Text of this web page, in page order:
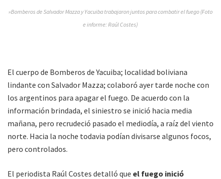
»Bomberos de Salvador Mazza y Yacuiba trabajaron juntos para combatir el fuego (Foto
e informe: Raúl Costes)
El cuerpo de Bomberos de Yacuiba; localidad boliviana
lindante con Salvador Mazza; colaboró ayer tarde noche con
los argentinos para apagar el fuego. De acuerdo con la
información brindada, el siniestro se inició hacia media
mañana, pero recrudeció pasado el mediodía, a raíz del viento
norte. Hacia la noche todavia podían divisarse algunos focos,
pero controlados.
El periodista Raúl Costes detalló que el fuego inició